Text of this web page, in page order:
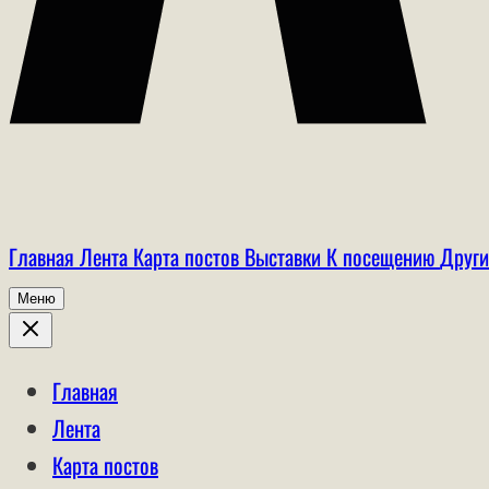
Главная Лента Карта постов Выставки К посещению
Меню
Главная
Лента
Карта постов